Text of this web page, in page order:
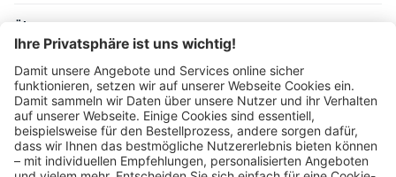
Über DELTA-V
Produktsortiment
Ratgeber
Folgen Sie uns auch auf